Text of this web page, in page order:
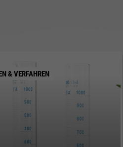
& VERFAHREN